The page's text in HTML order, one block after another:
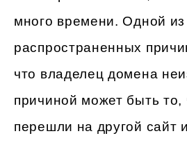
много времени. Одной
распространенных
что владелец домена
причиной может быть то,
перешли на другой сайт